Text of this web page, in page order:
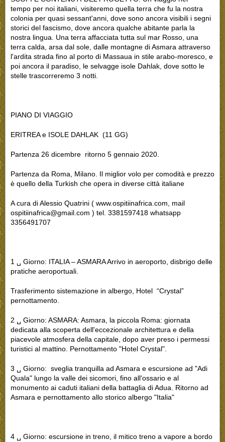
tempo per noi italiani, visiteremo quella terra che fu la nostra
colonia per quasi sessant'anni, dove sono ancora visibili i segni
storici del fascismo, dove ancora qualche abitante parla la
nostra lingua. Una terra affacciata tutta sul mar Rosso, una
terra calda, arsa dal sole, dalle montagne di Asmara attraverso
l'ardita strada fino al porto di Massaua in stile arabo-moresco, e
poi ancora il paradiso, le selvagge isole Dahlak, dove sotto le
stelle trascorreremo 3 notti.
PIANO DI VIAGGIO
ERITREA e ISOLE DAHLAK (11 GG)
Partenza 26 dicembre ritorno 5 gennaio 2020.
Partenza da Roma, Milano. Il miglior volo per comodità e prezzo
è quello della Turkish che opera in diverse città italiane
A cura di Alessio Quatrini ( www.ospitiinafrica.com, mail
ospitiinafrica@gmail.com ) tel. 3381597418 whatsapp
3356491707
1 ␣ Giorno: ITALIA – ASMARA Arrivo in aeroporto, disbrigo delle
pratiche aeroportuali.
Trasferimento sistemazione in albergo, Hotel “Crystal”
pernottamento.
2 ␣ Giorno: ASMARA: Asmara, la piccola Roma: giornata
dedicata alla scoperta dell'eccezionale architettura e della
piacevole atmosfera della capitale, dopo aver preso i permessi
turistici al mattino. Pernottamento "Hotel Crystal".
3 ␣ Giorno: sveglia tranquilla ad Asmara e escursione ad "Adi
Quala" lungo la valle dei sicomori, fino all'ossario e al
monumento ai caduti italiani della battaglia di Adua. Ritorno ad
Asmara e pernottamento allo storico albergo "Italia"
4 ␣ Giorno: escursione in treno, il mitico treno a vapore a bordo